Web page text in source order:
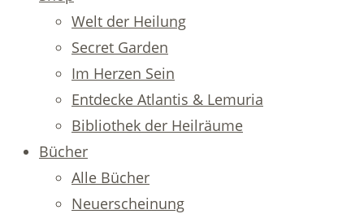
Welt der Heilung
Secret Garden
Im Herzen Sein
Entdecke Atlantis & Lemuria
Bibliothek der Heilräume
Bücher
Alle Bücher
Neuerscheinung